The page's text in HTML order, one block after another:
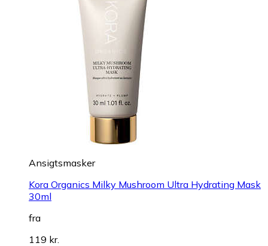
Ansigtsmasker
Kora Organics Milky Mushroom Ultra Hydrating Mask
30ml
fra
119 kr.